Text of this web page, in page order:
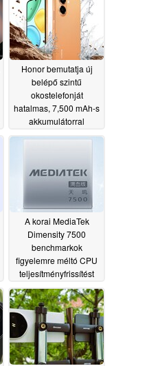
Honor bemutatja új
belépő szintű
okostelefonját
hatalmas, 7,500 mAh-s
akkumulátorral
06/03/2026
A korai MediaTek
Dimensity 7500
benchmarkok
figyelemre méltó CPU
teljesítményfrissítést
fednek fel05/31/2026